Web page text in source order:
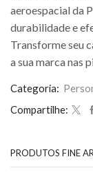
aeroespacial da
durabilidade e
Transforme seu
a sua marca nas
Categoria:
Compartilhe:
PRODUTOS FINE